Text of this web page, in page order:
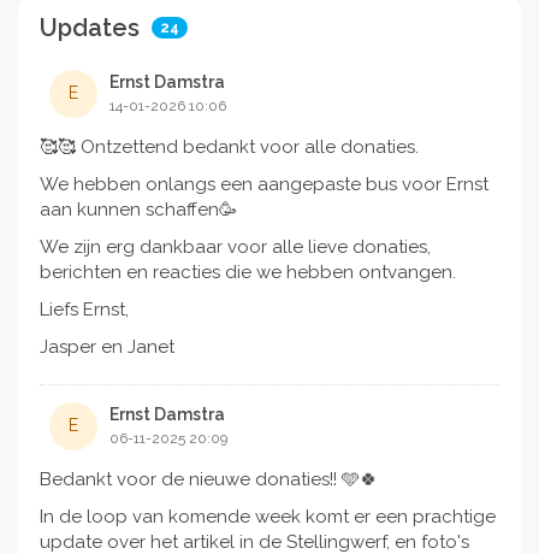
Updates 24
E
Ernst Damstra
14-01-2026 10:06
🥰🥰 Ontzettend bedankt voor alle donaties.
We hebben onlangs een aangepaste bus voor Ernst
aan kunnen schaffen🥳
We zijn erg dankbaar voor alle lieve donaties,
berichten en reacties die we hebben ontvangen.
Liefs Ernst,
Jasper en Janet
E
Ernst Damstra
06-11-2025 20:09
Bedankt voor de nieuwe donaties!! 🩵🍀
In de loop van komende week komt er een prachtige
update over het artikel in de Stellingwerf, en foto's